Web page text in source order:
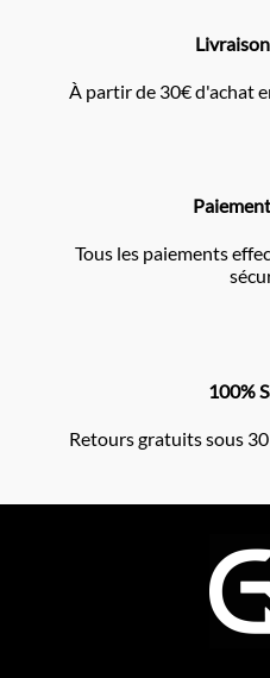
À partir de 30€ d'achat
Tous les paiements
100%
Retours gratuits sous